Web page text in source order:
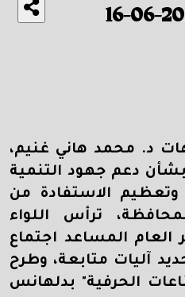
2025-06-16
د. محمد هاني غنيم،
دعم جهود التنمية
وتعظيم الاستفادة من
ترأس اللواء
العام المساعد اجتماع
آليات متابعة، وطرح
الحرفية" بدلهانس